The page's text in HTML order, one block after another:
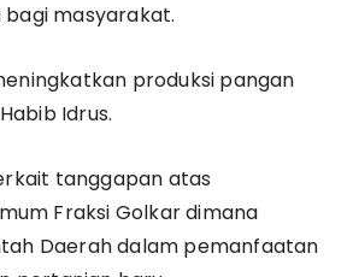
masyarakat.
produksi pangan
Idrus.
tanggapan atas
Fraksi Golkar dimana
Daerah dalam pemanfaatan